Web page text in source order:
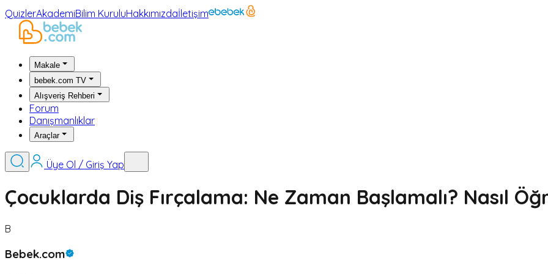
QuizlerAkademiBilim KuruluHakkımızdaİletişim
Makale
bebek.com TV
Alışveriş Rehberi
Forum
Danışmanlıklar
Araçlar
Üye Ol / Giriş Yap
Çocuklarda Diş Fırçalama: Ne Zaman Başlamalı? Nasıl
B
Bebek.com